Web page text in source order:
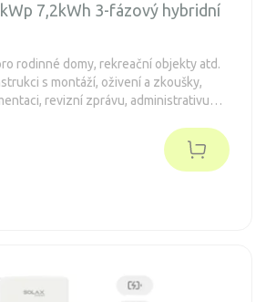
7,2kWh 3-fázový hybridní
rodinné domy, rekreační objekty atd.
s montáží, oživení a zkoušky,
revizní zprávu, administrativu